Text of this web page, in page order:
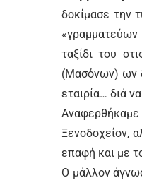
δοκίμασε την
ταξίδι του
(Μασόνων) ων
εταιρία… διά
Ξενοδοχείον,
επαφή και με
Ο μάλλον